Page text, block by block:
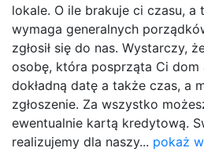
lokale. O ile brakuje ci czasu, a
wymaga generalnych
zgłosił się do nas. Wystarczy,
osobę, która posprząta Ci dom
dokładną datę a także czas, a
zgłoszenie. Za wszystko
ewentualnie kartą kredytową.
realizujemy dla naszy... pokaż